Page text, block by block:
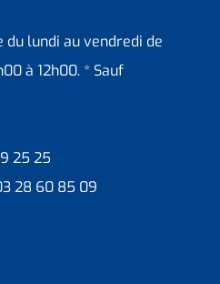
du lundi au vendredi de
à 12h00. * Sauf
25 25
28 60 85 09